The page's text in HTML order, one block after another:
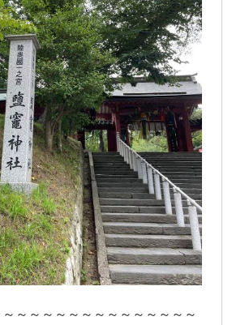
～～～～～～～～～～～～～～